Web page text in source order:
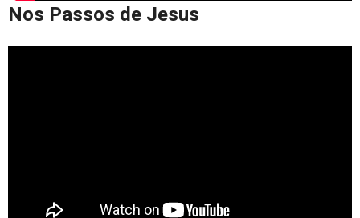
Nos Passos de Jesus